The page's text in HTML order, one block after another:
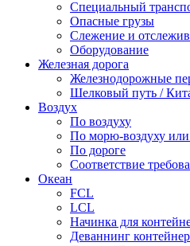
Специальный
Опасные грузы
Слежение и
Оборудование
Железная дорога
Железнодорожные
Шелковый путь /
Воздух
По воздуху
По морю-воздуху
По дороге
Соответствие
Океан
FCL
LCL
Начинка для
Деваннинг